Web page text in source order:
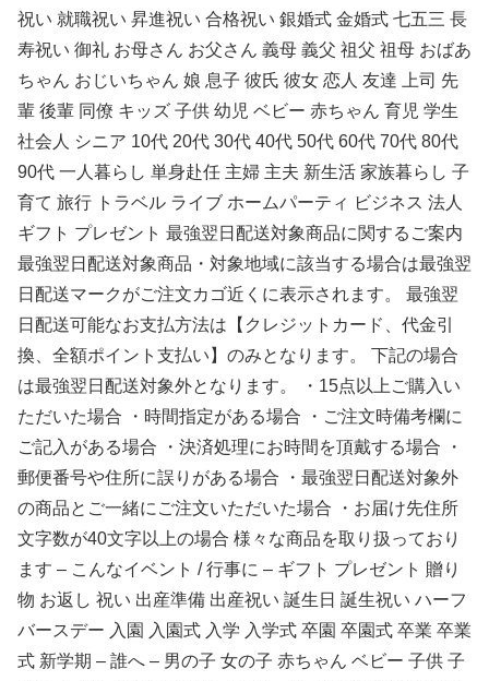
祝い 就職祝い 昇進祝い 合格祝い 銀婚式 金婚式 七五三 長
寿祝い 御礼 お母さん お父さん 義母 義父 祖父 祖母 おばあ
ちゃん おじいちゃん 娘 息子 彼氏 彼女 恋人 友達 上司 先
輩 後輩 同僚 キッズ 子供 幼児 ベビー 赤ちゃん 育児 学生
社会人 シニア 10代 20代 30代 40代 50代 60代 70代 80代
90代 一人暮らし 単身赴任 主婦 主夫 新生活 家族暮らし 子
育て 旅行 トラベル ライブ ホームパーティ ビジネス 法人
ギフト プレゼント 最強翌日配送対象商品に関するご案内
最強翌日配送対象商品・対象地域に該当する場合は最強翌
日配送マークがご注文カゴ近くに表示されます。 最強翌
日配送可能なお支払方法は【クレジットカード、代金引
換、全額ポイント支払い】のみとなります。 下記の場合
は最強翌日配送対象外となります。 ・15点以上ご購入い
ただいた場合 ・時間指定がある場合 ・ご注文時備考欄に
ご記入がある場合 ・決済処理にお時間を頂戴する場合 ・
郵便番号や住所に誤りがある場合 ・最強翌日配送対象外
の商品とご一緒にご注文いただいた場合 ・お届け先住所
文字数が40文字以上の場合 様々な商品を取り扱っており
ます – こんなイベント / 行事に – ギフト プレゼント 贈り
物 お返し 祝い 出産準備 出産祝い 誕生日 誕生祝い ハーフ
バースデー 入園 入園式 入学 入学式 卒園 卒園式 卒業 卒業
式 新学期 – 誰へ – 男の子 女の子 赤ちゃん ベビー 子供 子